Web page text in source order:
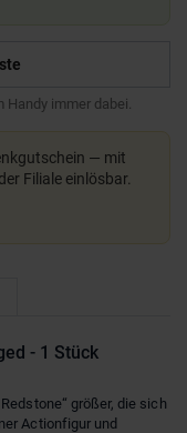
immer dabei.
— mit
Filiale einlösbar.
- 1 Stück
größer, die sich
Actionfigur und